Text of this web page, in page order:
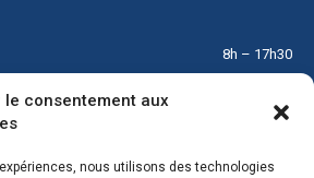
le consentement aux
nous utilisons des technologies
8h – 17h30
8h – 17h30